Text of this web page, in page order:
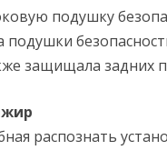
подушку
подушки
защищала задних
распознать